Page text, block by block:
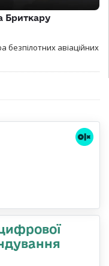
Бриткару
авіаційних